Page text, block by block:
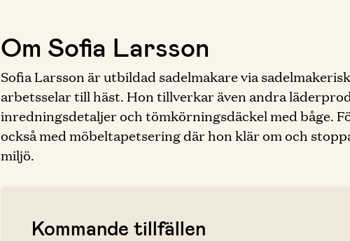
Om Sofia Larsson
Sofia Larsson är utbildad sadelmakare via
arbetsselar till häst. Hon tillverkar även andra
inredningsdetaljer och tömkörningsdäckel med båge.
också med möbeltapetsering där hon klär om och
miljö.
Kommande tillfällen